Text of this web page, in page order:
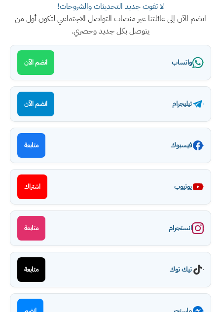
لا تفوت جديد التحديثات والشروحات!
انضم الآن إلى عائلتنا عبر منصات التواصل الاجتماعي لتكون أول من
يتوصل بكل جديد وحصري.
واتساب انضم الآن
تيليجرام انضم الآن
فيسبوك متابعة
يوتيوب اشتراك
انستجرام متابعة
تيك توك متابعة